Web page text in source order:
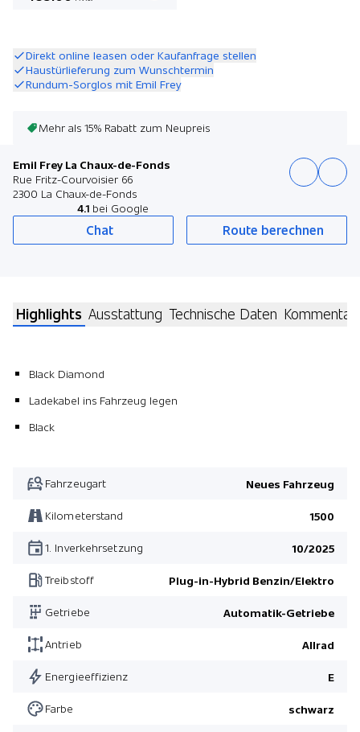
Direkt online leasen oder Kaufanfrage stellen
Haustürlieferung zum Wunschtermin
Rundum-Sorglos mit Emil Frey
Mehr als 15% Rabatt zum Neupreis
Emil Frey La Chaux-de-Fonds
Rue Fritz-Courvoisier 66
2300 La Chaux-de-Fonds
4.1 bei Google
Chat Route berechnen
Highlights Ausstattung Technische Daten Kommentar
Black Diamond
Ladekabel ins Fahrzeug legen
Black
Fahrzeugart Neues Fahrzeug
Kilometerstand 1500
1. Inverkehrsetzung 10/2025
Treibstoff Plug-in-Hybrid Benzin/Elektro
Getriebe Automatik-Getriebe
Antrieb Allrad
Energieeffizienz E
Farbe schwarz